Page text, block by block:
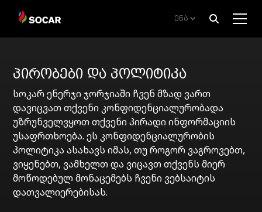
ენა
ᲞᲘᲠᲝᲑᲔᲑᲘ ᲓᲐ ᲞᲝᲚᲘᲢᲘᲙᲐ
სოკარ ენერჯი ჯორჯიაში ჩვენ მზად ვართ
დავიცვათ თქვენი კონფიდენციალურობადა
უზრუნველვყოთ თქვენი პირადი ინფორმაციის
უსაფრთხოება. ეს კონფიდენციალურობის
პოლიტიკა ასახავს იმას, თუ როგორ ვაგროვებთ,
ვიყენებთ, ვამხელთ და ვიცავთ თქვენს მიერ
მოწოდებულ მონაცემებს ჩვენი ვებსაიტის
დათვალიერებისას.